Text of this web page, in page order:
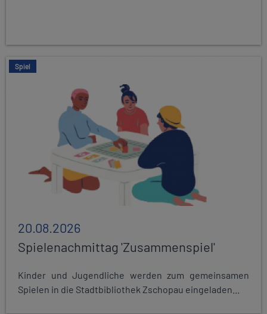
Spiel
20.08.2026
Spielenachmittag 'Zusammenspiel'
Kinder und Jugendliche werden zum gemeinsamen
Spielen in die Stadtbibliothek Zschopau eingeladen...